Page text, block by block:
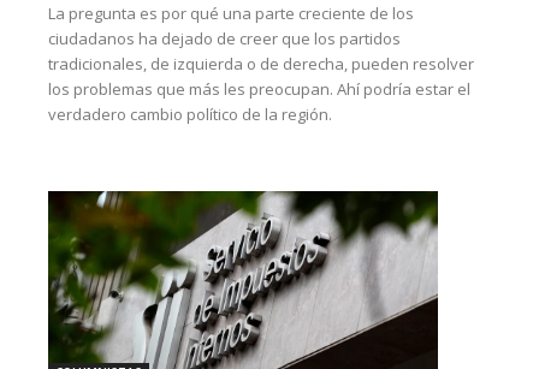
La pregunta es por qué una parte creciente de los
ciudadanos ha dejado de creer que los partidos
tradicionales, de izquierda o de derecha, pueden resolver
los problemas que más les preocupan. Ahí podría estar el
verdadero cambio político de la región.